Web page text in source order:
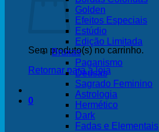
Sem produto(s) no carrinho.
Retornar para a loja
0
Golden
Efeitos Especiais
Estúdio
Edição Limitada
Bruxas
Paganismo
Deusas
Sagrado Feminino
Astrologia
Hermético
Dark
Fadas e Elementais